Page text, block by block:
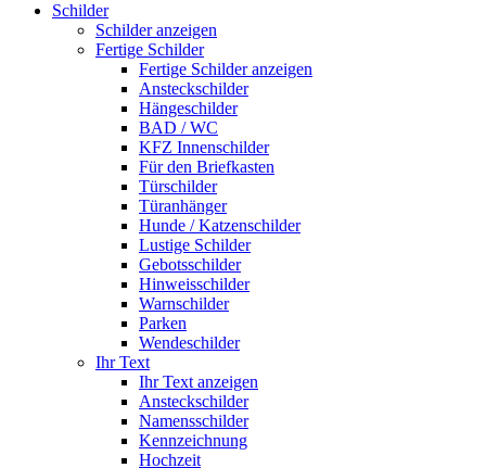
Schilder
Schilder anzeigen
Fertige Schilder
Fertige Schilder anzeigen
Ansteckschilder
Hängeschilder
BAD / WC
KFZ Innenschilder
Für den Briefkasten
Türschilder
Türanhänger
Hunde / Katzenschilder
Lustige Schilder
Gebotsschilder
Hinweisschilder
Warnschilder
Parken
Wendeschilder
Ihr Text
Ihr Text anzeigen
Ansteckschilder
Namensschilder
Kennzeichnung
Hochzeit